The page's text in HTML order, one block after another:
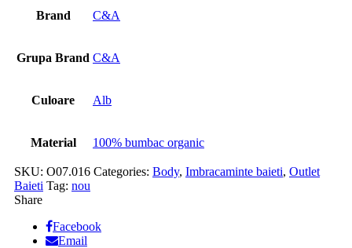
Brand C&A
Grupa Brand C&A
Culoare Alb
Material 100% bumbac organic
SKU: O07.016 Categories: Body, Imbracaminte baieti, Outlet
Baieti Tag: nou
Share
Facebook
Email